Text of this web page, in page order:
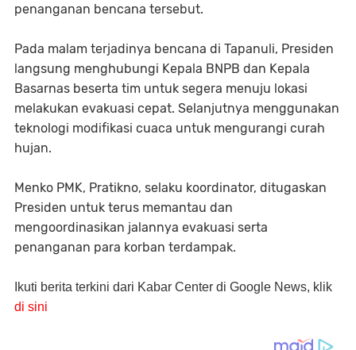
penanganan bencana tersebut.
Pada malam terjadinya bencana di Tapanuli, Presiden
langsung menghubungi Kepala BNPB dan Kepala
Basarnas beserta tim untuk segera menuju lokasi
melakukan evakuasi cepat. Selanjutnya menggunakan
teknologi modifikasi cuaca untuk mengurangi curah
hujan.
Menko PMK, Pratikno, selaku koordinator, ditugaskan
Presiden untuk terus memantau dan
mengoordinasikan jalannya evakuasi serta
penanganan para korban terdampak.
Ikuti berita terkini dari Kabar Center di Google News, klik
di sini